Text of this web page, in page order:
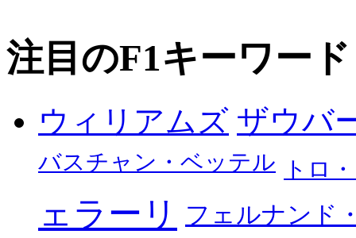
注目のF1キーワード
ウィリアムズ ザウバ
バスチャン・ベッテル トロ
ェラーリ フェルナンド